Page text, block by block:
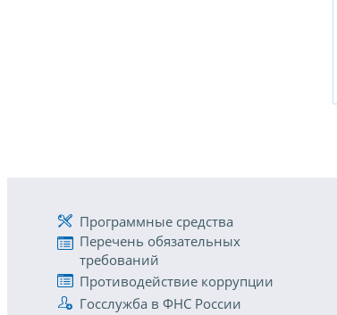
Программные средства
Перечень обязательных
требований
Противодействие коррупции
Госслужба в ФНС России